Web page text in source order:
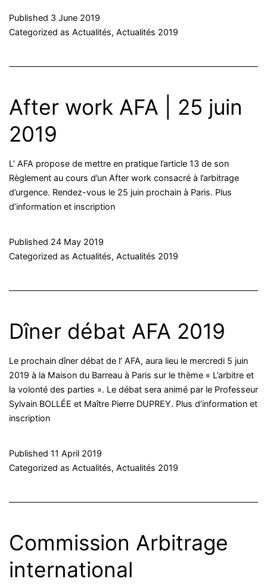
Published 3 June 2019
Categorized as Actualités, Actualités 2019
After work AFA | 25 juin
2019
L’ AFA propose de mettre en pratique l’article 13 de son
Règlement au cours d’un After work consacré à l’arbitrage
d’urgence. Rendez-vous le 25 juin prochain à Paris. Plus
d’information et inscription
Published 24 May 2019
Categorized as Actualités, Actualités 2019
Dîner débat AFA 2019
Le prochain dîner débat de l’ AFA, aura lieu le mercredi 5 juin
2019 à la Maison du Barreau à Paris sur le thème « L’arbitre et
la volonté des parties ». Le débat sera animé par le Professeur
Sylvain BOLLÉE et Maître Pierre DUPREY. Plus d’information et
inscription
Published 11 April 2019
Categorized as Actualités, Actualités 2019
Commission Arbitrage
international